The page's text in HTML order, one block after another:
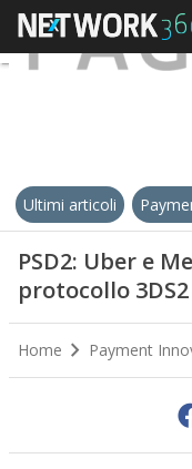
Ultimi articoli
PSD2: Uber e
protocollo
Home Payment